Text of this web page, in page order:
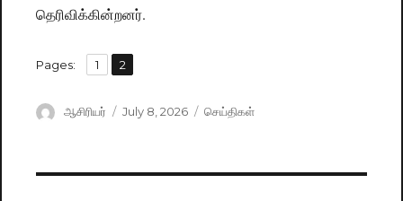
தெரிவிக்கின்றனர்.
Pages: Page
1 ,
Page
2
Author
ஆசிரியர்
Posted
July 8, 2026 Categories
செய்திகள்